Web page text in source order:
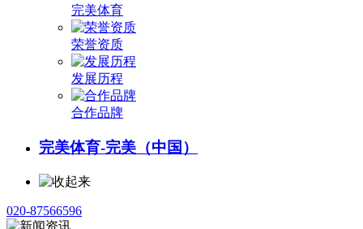
完美体育
荣誉资质
发展历程
合作品牌
完美体育-完美（中国）
020-87566596